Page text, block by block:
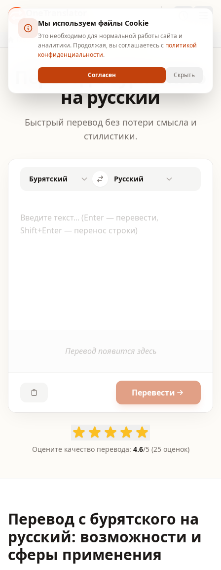
УМНЫЙ ПЕРЕВОДЧИК
Главная Перевод с бурятского на русский
Перевод с бурятского
на русский
Быстрый перевод без потери смысла и
стилистики.
Бурятский Русский
Перевод появится здесь
Перевести
Оцените качество перевода: 4.6/5 (25 оценок)
Перевод с бурятского на
русский: возможности и
сферы применения
Мы используем файлы Cookie
Это необходимо для нормальной работы сайта и
аналитики. Продолжая, вы соглашаетесь с политикой
конфиденциальности.
Согласен Скрыть